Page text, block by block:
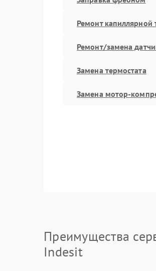
Ремонт капиллярной
Ремонт/замена
Замена термостата
Замена мотор-
Преимущества
Indesit